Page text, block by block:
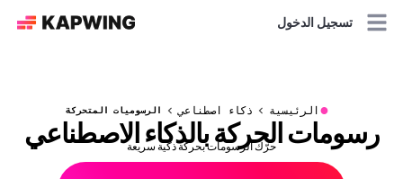
تسجيل الدخول
● الرئيسية ذكاء اصطناعي الرسوميات المتحركة
رسومات الحركة بالذكاء الاصطناعي
حرّك الرسومات بحركة ذكية سريعة